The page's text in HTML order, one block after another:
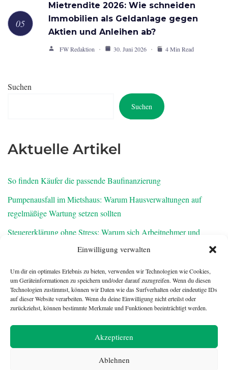
Einwilligung verwalten
Um dir ein optimales Erlebnis zu bieten, verwenden wir Technologien wie Cookies,
um Geräteinformationen zu speichern und/oder darauf zuzugreifen. Wenn du diesen
Technologien zustimmst, können wir Daten wie das Surfverhalten oder eindeutige IDs
auf dieser Website verarbeiten. Wenn du deine Einwilligung nicht erteilst oder
zurückziehst, können bestimmte Merkmale und Funktionen beeinträchtigt werden.
Akzeptieren
Ablehnen
Mietrendite 2026: Wie schneiden
Immobilien als Geldanlage gegen
Aktien und Anleihen ab?
FW Redaktion 30. Juni 2026 4 Min Read
Suchen
Suchen
Aktuelle Artikel
So finden Käufer die passende Baufinanzierung
Pumpenausfall im Mietshaus: Warum Hausverwaltungen auf
regelmäßige Wartung setzen sollten
Steuererklärung ohne Stress: Warum sich Arbeitnehmer und
Rentner den Feierabend zurückholen sollten
Abschlussprüfer werden
Finanzielle Vorsorge für den Ernstfall: Was Familien über die
Risikolebensversicherung wissen sollten